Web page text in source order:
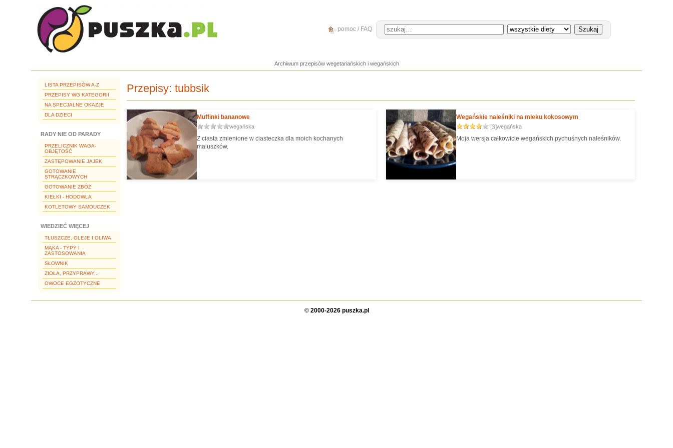
pomoc / FAQ
Archiwum przepisów wegetariańskich i wegańskich
LISTA PRZEPISÓW A-Z
PRZEPISY WG KATEGORII
NA SPECJALNE OKAZJE
DLA DZIECI
RADY NIE OD PARADY
PRZELICZNIK WAGA-
OBJĘTOŚĆ
ZASTĘPOWANIE JAJEK
GOTOWANIE
STRĄCZKOWYCH
GOTOWANIE ZBÓŻ
KIEŁKI - HODOWLA
KOTLETOWY SAMOUCZEK
WIEDZIEĆ WIĘCEJ
TŁUSZCZE, OLEJE I OLIWA
MĄKA - TYPY I
ZASTOSOWANIA
SŁOWNIK
ZIOŁA, PRZYPRAWY...
OWOCE EGZOTYCZNE
Przepisy: tubbsik
Muffinki bananowe
wegańska
Z ciasta zmienione w ciasteczka dla moich kochanych
maluszków.
Wegańskie naleśniki na mleku kokosowym
[3]wegańska
Moja wersja całkowicie wegańskich pychuśnych naleśników.
© 2000-2026 puszka.pl